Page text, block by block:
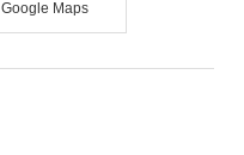
Google Maps